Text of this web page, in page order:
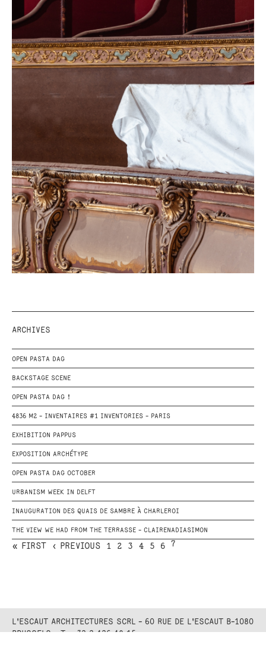
ARCHIVES
OPEN PASTA DAG
BACKSTAGE SCENE
OPEN PASTA DAG !
4836 M2 - INVENTAIRES #1 INVENTORIES - PARIS
EXHIBITION PAPPUS
EXPOSITION ARCHÉTYPE
OPEN PASTA DAG OCTOBER
URBANISM WEEK IN DELFT
INAUGURATION DES QUAIS DE SAMBRE À CHARLEROI
THE VIEW WE HAD FROM THE TERRASSE - CLAIRENADIASIMON
« FIRST ‹ PREVIOUS 1 2 3 4 5 6 7
L'ESCAUT ARCHITECTURES SCRL - 60 RUE DE L'ESCAUT B-1080
BRUSSELS - T. +32 2 426 48 15